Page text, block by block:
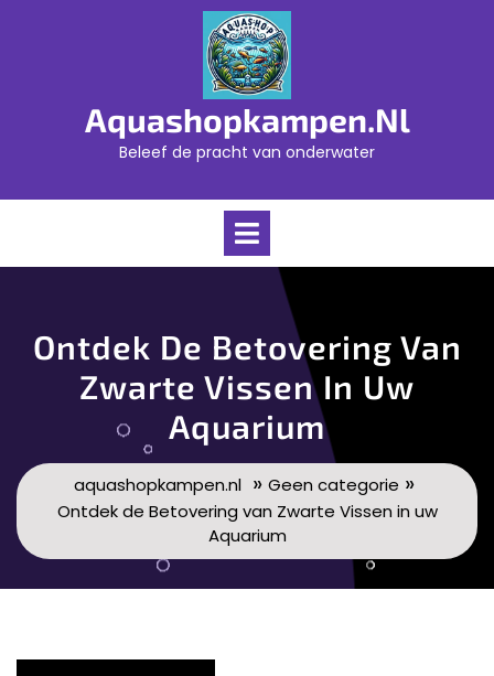
Aquashopkampen.nl
Beleef de pracht van onderwater
Open
Ontdek De Betovering Van
Zwarte Vissen In Uw
Aquarium
aquashopkampen.nl » Geen categorie »
Ontdek de Betovering van Zwarte Vissen in uw
Aquarium